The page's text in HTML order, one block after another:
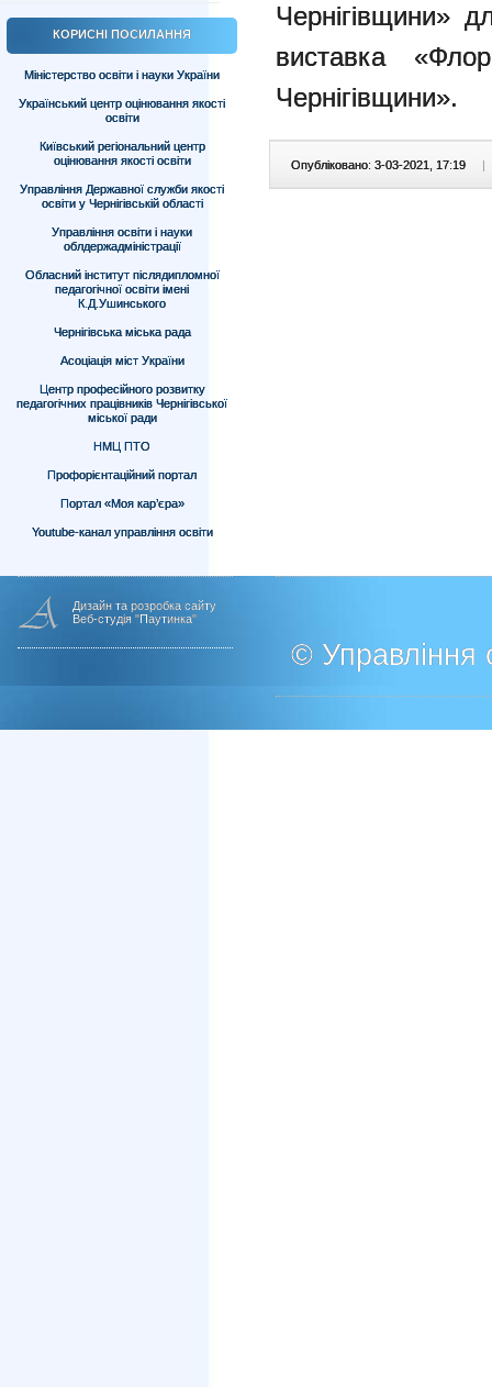
КОРИСНІ ПОСИЛАННЯ
Міністерство освіти і науки України
Український центр оцінювання якості
освіти
Київський регіональний центр
оцінювання якості освіти
Управління Державної служби якості
освіти у Чернігівській області
Управління освіти і науки
облдержадміністрації
Обласний інститут післядипломної
педагогічної освіти імені
К.Д.Ушинського
Чернігівська міська рада
Асоціація міст України
Центр професійного розвитку
педагогічних працівників Чернігівської
міської ради
НМЦ ПТО
Профорієнтаційний портал
Портал «Моя кар’єра»
Youtube-канал управління освіти
Чернігівщини»
виставка
Чернігівщини».
Опубліковано: 3-03-2021, 17:19 |
Дизайн та розробка сайту
Веб-студія "Паутинка"
© Управління